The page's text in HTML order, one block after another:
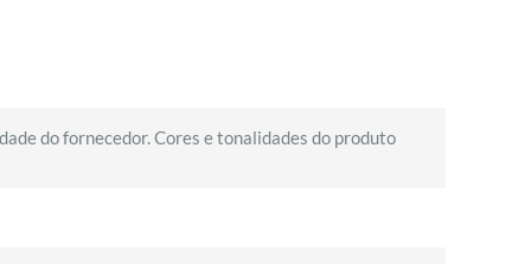
do fornecedor. Cores e tonalidades do produto